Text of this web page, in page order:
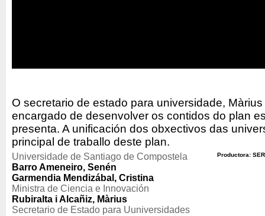
O secretario de estado para universidade,
encargado de desenvolver os contidos do plan
presenta. A unificación dos obxectivos das
principal de traballo deste plan.
Productora:
Universidade de Santiago de Compostela
Barro Ameneiro, Senén
Garmendia Mendizábal, Cristina
Ministra de Ciencia e Innovación
Rubiralta i Alcañiz, Màrius
Secretario de Estado para Uuniversidades